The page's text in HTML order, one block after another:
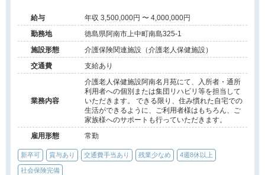
給与
年収 3,500,000円 〜 4,000,000円
勤務地
徳島県阿南市上中町南島325-1
施設形態
介護保険関連施設（介護老人保健施設）
交通費
支給あり
業務内容
介護老人保健施設阿南名月苑にて、入所者・通所
利用者への個別または集団リハビリ等を担当して
いただきます。 できる限り、住み慣れた自宅での
生活ができるように、ご利用者様はもちろん、ご
家族様へのサポートも行っていただきます。
雇用形態
常勤
新卒可 賞与あり 交通費手当あり 残業少なめ 4週8休以上
社会保険完備